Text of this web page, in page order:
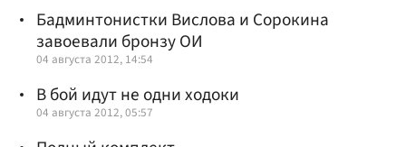
Бадминтонистки Вислова и Сорокина
завоевали бронзу ОИ
04 августа 2012, 14:54
В бой идут не одни ходоки
04 августа 2012, 05:57